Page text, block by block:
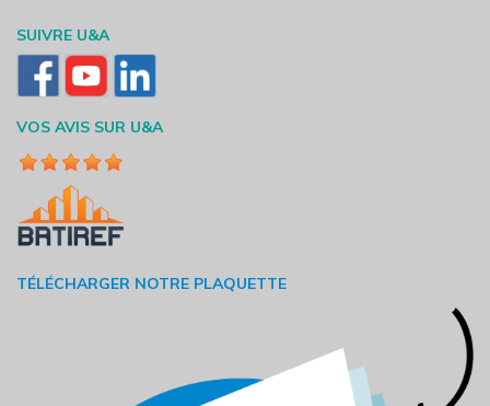
SUIVRE U&A
VOS AVIS SUR U&A
TÉLÉCHARGER NOTRE PLAQUETTE